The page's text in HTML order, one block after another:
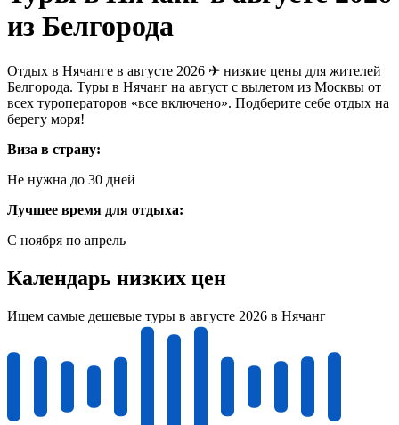
из Белгорода
Отдых в Нячанге в августе 2026 ✈ низкие цены для жителей
Белгорода. Туры в Нячанг на август с вылетом из Москвы от
всех туроператоров «все включено». Подберите себе отдых на
берегу моря!
Виза в страну:
Не нужна до 30 дней
Лучшее время для отдыха:
С ноября по апрель
Календарь низких цен
Ищем самые дешевые туры в августе 2026 в Нячанг